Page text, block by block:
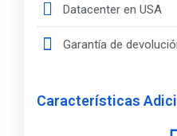
Datacenter en USA
Garantía de
Características